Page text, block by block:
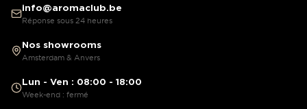
info@aromaclub.be
Réponse sous 24 heures
Nos showrooms
Amsterdam & Anvers
Lun - Ven : 08:00 - 18:00
Week-end : fermé